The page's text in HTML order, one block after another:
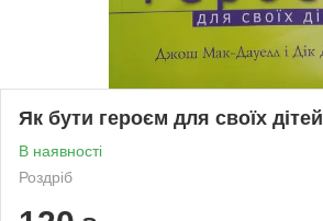
Як бути героєм для своїх дітей
В наявності
Роздріб